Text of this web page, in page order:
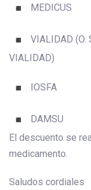
MEDICUS
VIALIDAD (O.
VIALIDAD)
IOSFA
DAMSU
El descuento se
medicamento.
Saludos cordiales